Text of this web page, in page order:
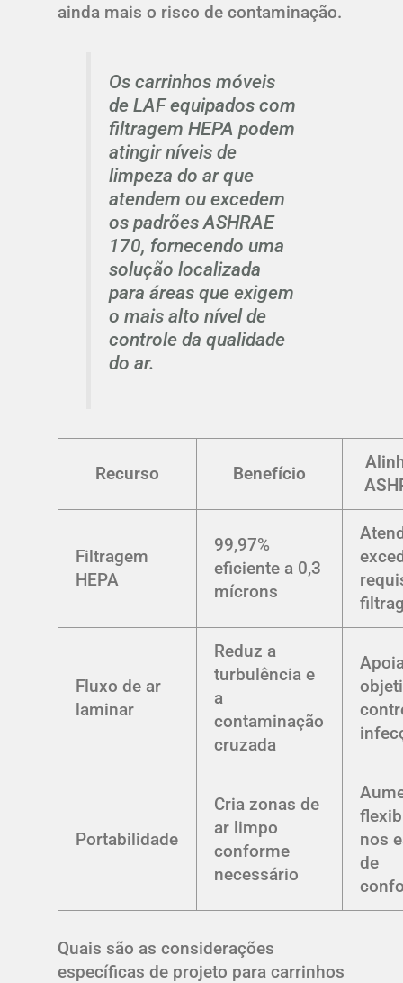
ainda mais o risco de contaminação.
Os carrinhos móveis
de LAF equipados com
filtragem HEPA podem
atingir níveis de
limpeza do ar que
atendem ou excedem
os padrões ASHRAE
170, fornecendo uma
solução localizada
para áreas que exigem
o mais alto nível de
controle da qualidade
do ar.
Recurso Benefício
Filtragem
HEPA
99,97%
eficiente a 0,3
mícrons
Fluxo de ar
laminar
Reduz a
turbulência e
a
contaminação
cruzada
Portabilidade
Cria zonas de
ar limpo
conforme
necessário
nos
de
Quais são as considerações
específicas de projeto para carrinhos